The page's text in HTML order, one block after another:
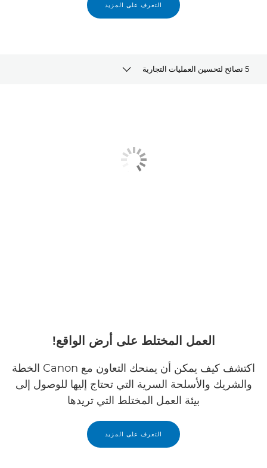
التعرف على المزيد
5 نصائح لتحسين العمليات التجارية
العمل المختلط على أرض الواقع!
اكتشف كيف يمكن أن يمنحك التعاون مع Canon الخطة
والشريك والأسلحة السرية التي تحتاج إليها للوصول إلى
بيئة العمل المختلط التي تريدها
التعرف على المزيد